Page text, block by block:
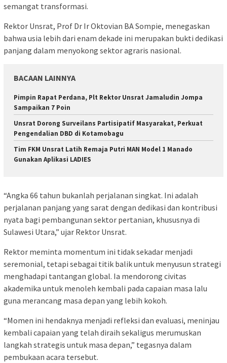
semangat transformasi.
Rektor Unsrat, Prof Dr Ir Oktovian BA Sompie, menegaskan
bahwa usia lebih dari enam dekade ini merupakan bukti dedikasi
panjang dalam menyokong sektor agraris nasional.
BACAAN LAINNYA
Pimpin Rapat Perdana, Plt Rektor Unsrat Jamaludin Jompa
Sampaikan 7 Poin
Unsrat Dorong Surveilans Partisipatif Masyarakat, Perkuat
Pengendalian DBD di Kotamobagu
Tim FKM Unsrat Latih Remaja Putri MAN Model 1 Manado
Gunakan Aplikasi LADIES
“Angka 66 tahun bukanlah perjalanan singkat. Ini adalah
perjalanan panjang yang sarat dengan dedikasi dan kontribusi
nyata bagi pembangunan sektor pertanian, khususnya di
Sulawesi Utara,” ujar Rektor Unsrat.
Rektor meminta momentum ini tidak sekadar menjadi
seremonial, tetapi sebagai titik balik untuk menyusun strategi
menghadapi tantangan global. Ia mendorong civitas
akademika untuk menoleh kembali pada capaian masa lalu
guna merancang masa depan yang lebih kokoh.
“Momen ini hendaknya menjadi refleksi dan evaluasi, meninjau
kembali capaian yang telah diraih sekaligus merumuskan
langkah strategis untuk masa depan,” tegasnya dalam
pembukaan acara tersebut.